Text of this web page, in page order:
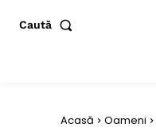
Caută
Acasă Oameni